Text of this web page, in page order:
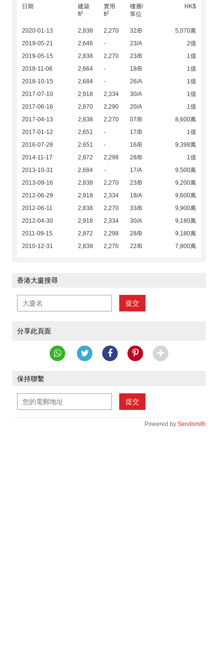
日期
建築
ft2
實用
ft2
樓層/
單位
HK$
2020-01-13 2,838 2,270 32/B
5,070萬
2019-05-21
2,646 - 23/A
2億
2019-05-15
2,838 2,270 23/B
1億
2018-11-06
2,664 - 18/B
1億
2018-10-15
2,684 - 26/A
1億
2017-07-10
2,918 2,334 30/A
1億
2017-06-16
2,870 2,290 20/A
1億
2017-04-13
2,838 2,270 07/B
8,600萬
2017-01-12
2,651 - 17/B
1億
2016-07-28
2,651 - 16/B
9,398萬
2014-11-17
2,872 2,298 28/B
1億
2013-10-31
2,684 - 17/A
9,500萬
2013-09-16
2,838 2,270 23/B
9,200萬
2012-06-29
2,918 2,334 18/A
9,600萬
2012-06-11
2,838 2,270 33/B
9,900萬
2012-04-30
2,918 2,334 30/A
9,180萬
2011-09-15
2,872 2,298 28/B
9,180萬
2010-12-31
2,838 2,270 22/B 7,800萬
香港大廈搜尋
提交
分享此頁面
保持聯繫
提交
Powered by Sendsmith